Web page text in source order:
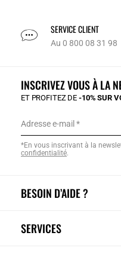
SERVICE CLIENT
Au 0 800 08 31 98
BESOIN D’AIDE ?
SERVICES
INSCRIVEZ VOUS À LA
ET PROFITEZ DE-10% SUR
Adresse e-mail
*En vous inscrivant à la
confidentialité.